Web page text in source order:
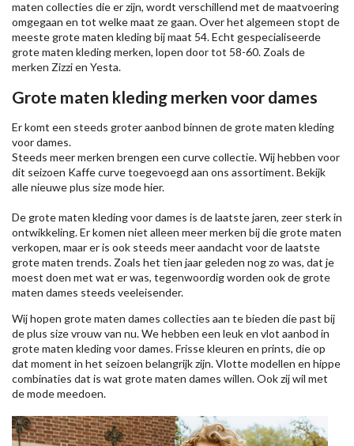
maten collecties die er zijn, wordt verschillend met de maatvoering
omgegaan en tot welke maat ze gaan. Over het algemeen stopt de
meeste grote maten kleding bij maat 54. Echt gespecialiseerde
grote maten kleding merken, lopen door tot 58-60. Zoals de
merken Zizzien Yesta.
Grote maten kleding merken voor dames
Er komt een steeds groter aanbod binnen de grote maten kleding
voor dames.
Steeds meer merken brengen een curve collectie. Wij hebben voor
dit seizoen Kaffecurve toegevoegd aan ons assortiment. Bekijk
alle nieuweplus size modehier.
De grote maten kleding voor dames is de laatste jaren, zeer sterk in
ontwikkeling. Er komen niet alleen meer merken bij die grote maten
verkopen, maar er is ook steeds meer aandacht voor de laatste
grote maten trends. Zoals het tien jaar geleden nog zo was, dat je
moest doen met wat er was, tegenwoordig worden ook de grote
maten dames steeds veeleisender.
Wij hopen grote maten dames collecties aan te bieden die past bij
de plus size vrouw van nu. We hebben een leuk en vlot aanbod in
grote maten kleding voor dames. Frisse kleuren en prints, die op
dat moment in het seizoen belangrijk zijn. Vlotte modellen en hippe
combinaties dat is wat grote maten dames willen. Ook zij wil met
de mode meedoen.